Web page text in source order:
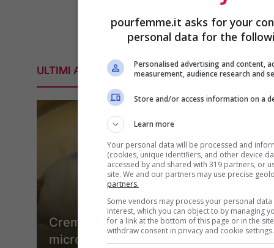
ULTIMI ARTICOLI
Crema pasticcera al
microonde, dimenticati del
pourfemme.it asks for your
personal data for the
Personalised advertising and content,
measurement, audience research and
Store and/or access information on a
Learn more
Your personal data will be processed and
(cookies, unique identifiers, and other device
accessed by and shared with 319 partners, or
site. We and our partners may use precise
partners.
Some vendors may process your personal
interest, which you can object to by managing
for a link at the bottom of this page or in the
withdraw consent in privacy and cookie settings.